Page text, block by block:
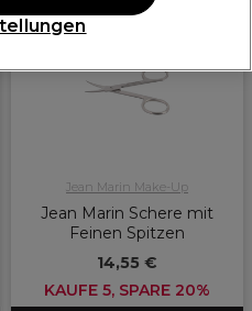
Jean Marin Make-Up
Jean Marin Schere mit
Feinen Spitzen
14,55 €
KAUFE 5, SPARE 20%